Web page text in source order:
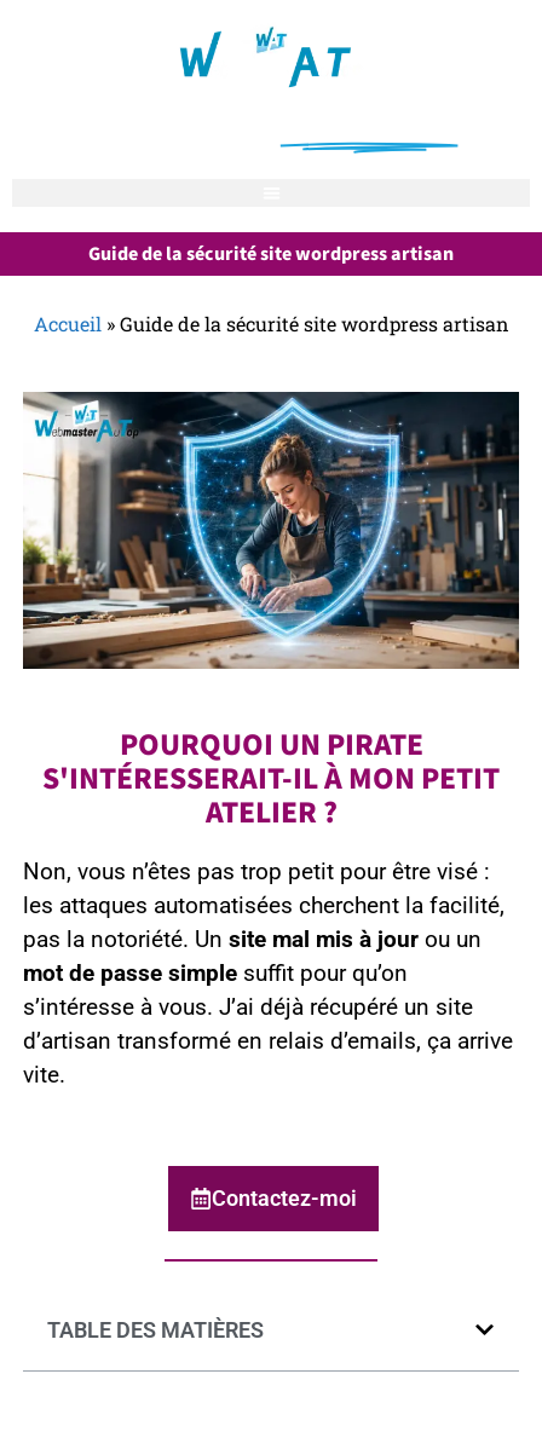
Guide de la sécurité site wordpress artisan
Accueil »Guide de la sécurité site wordpress artisan
POURQUOI UN PIRATE
S'INTÉRESSERAIT-IL À MON PETIT
ATELIER ?
Non, vous n’êtes pas trop petit pour être visé :
les attaques automatisées cherchent la facilité,
pas la notoriété. Un site mal mis à jourou un
mot de passe simplesuffit pour qu’on
s’intéresse à vous. J’ai déjà récupéré un site
d’artisan transformé en relais d’emails, ça arrive
vite.
Contactez-moi
TABLE DES MATIÈRES